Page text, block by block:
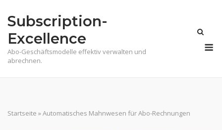
Subscription-
Excellence
Abo-Geschäftsmodelle effektiv verwalten und
abrechnen.
Startseite »Automatisches Mahnwesen für Abo-Rechnungen